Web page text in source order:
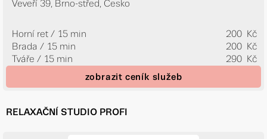
Veveří 39, Brno-střed, Česko
Horní ret / 15 min
200 Kč
Brada / 15 min
200 Kč
Tváře / 15 min
290 Kč
zobrazit ceník služeb
RELAXAČNÍ STUDIO PROFI